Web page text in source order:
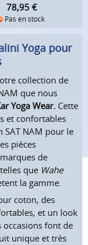
78,95 €
Pas en stock
Yoga pour
collection de
que nous
Yoga Wear. Cette
et confortables
SAT NAM pour le
pièces
de
que Wahe
la gamme.
coton, des
et un look
occasions font de
unique et très